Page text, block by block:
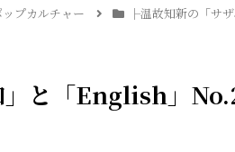
プカルチャー ├温故知新の「サザ
」と「English」